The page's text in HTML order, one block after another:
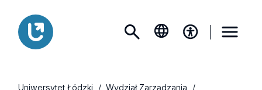
Uniwersytet Łódzki
Wydział Zarządzania